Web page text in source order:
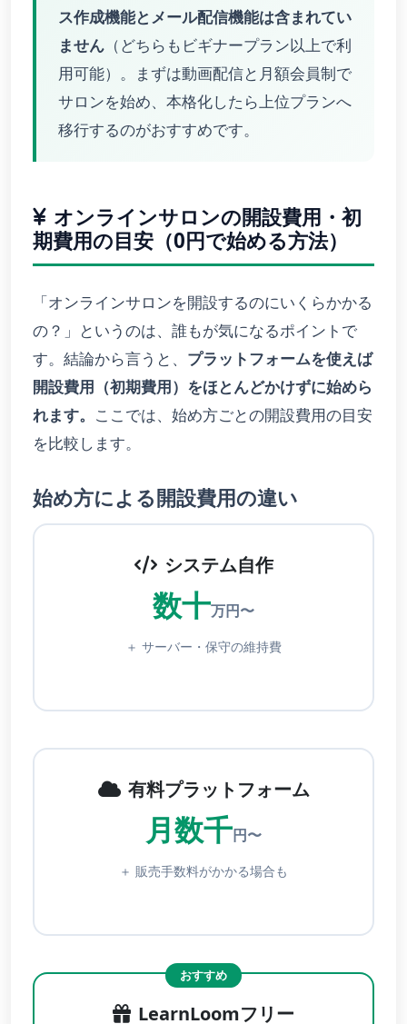
ス作成機能とメール配信機能は含まれてい
ません （どちらもビギナープラン以上で利
用可能）。まずは動画配信と月額会員制で
サロンを始め、本格化したら上位プランへ
移行するのがおすすめです。
オンラインサロンの開設費用・初
期費用の目安（0円で始める方法）
「オンラインサロンを開設するのにいくらかかる
の？」というのは、誰もが気になるポイントで
す。結論から言うと、 プラットフォームを使えば
開設費用（初期費用）をほとんどかけずに始めら
れます。 ここでは、始め方ごとの開設費用の目安
を比較します。
始め方による開設費用の違い
システム自作
数十万円〜
＋ サーバー・保守の維持費
有料プラットフォーム
月数千円〜
＋ 販売手数料がかかる場合も
LearnLoomフリー